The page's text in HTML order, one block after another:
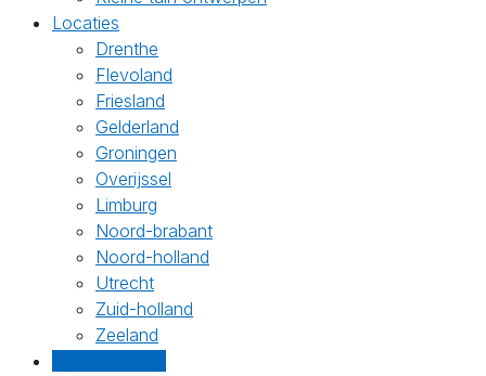
Locaties
Drenthe
Flevoland
Friesland
Gelderland
Groningen
Overijssel
Limburg
Noord-brabant
Noord-holland
Utrecht
Zuid-holland
Zeeland